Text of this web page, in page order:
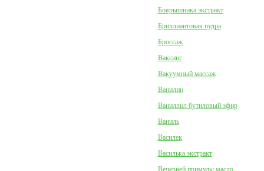
Боярышника экстракт
Бриллиантовая пудра
Броссаж
Ваксинг
Вакуумный массаж
Ванилин
Ваниллил бутиловый эфир
Ваниль
Василек
Василька экстракт
Вечерней примулы масло